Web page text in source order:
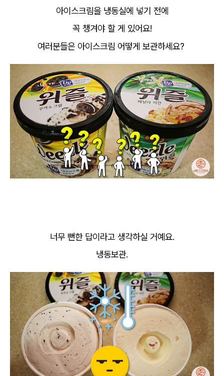
아이스크림을 냉동실에 넣기 전에
꼭 챙겨야 할 게 있어요!
여러분들은 아이스크림 어떻게 보관하세요?
너무 뻔한 답이라고 생각하실 거예요.
냉동보관.